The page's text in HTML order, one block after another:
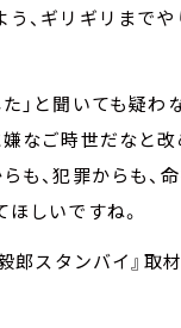
う、ギリギリまで
」と聞いても疑わ
嫌なご時世だなと
も、犯罪からも、
しいですね。
郎スタンバイ』取